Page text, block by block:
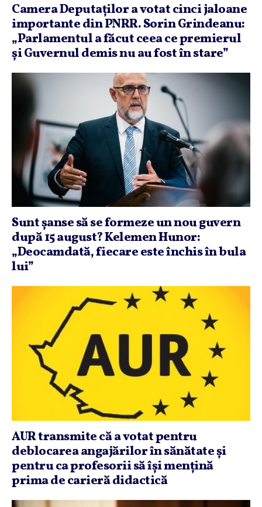
Camera Deputaţilor a votat cinci jaloane
importante din PNRR. Sorin Grindeanu:
„Parlamentul a făcut ceea ce premierul
şi Guvernul demis nu au fost în stare”
Sunt şanse să se formeze un nou guvern
după 15 august? Kelemen Hunor:
„Deocamdată, fiecare este închis în bula
lui”
AUR transmite că a votat pentru
deblocarea angajărilor în sănătate şi
pentru ca profesorii să îşi menţină
prima de carieră didactică